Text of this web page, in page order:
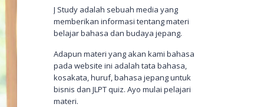
J Study adalah sebuah media yang
memberikan informasi tentang materi
belajar bahasa dan budaya jepang.
Adapun materi yang akan kami bahasa
pada website ini adalah tata bahasa,
kosakata, huruf, bahasa jepang untuk
bisnis dan JLPT quiz. Ayo mulai pelajari
materi.